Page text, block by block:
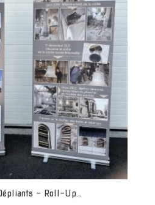
– Roll-Up…